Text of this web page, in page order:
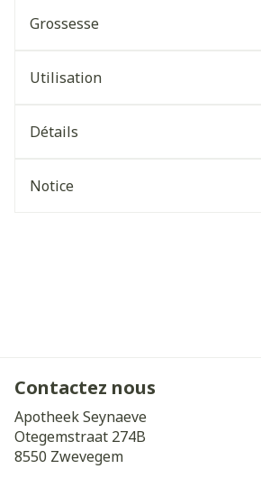
Grossesse
Utilisation
Détails
Notice
Contactez nous
Apotheek Seynaeve
Otegemstraat 274B
8550 Zwevegem